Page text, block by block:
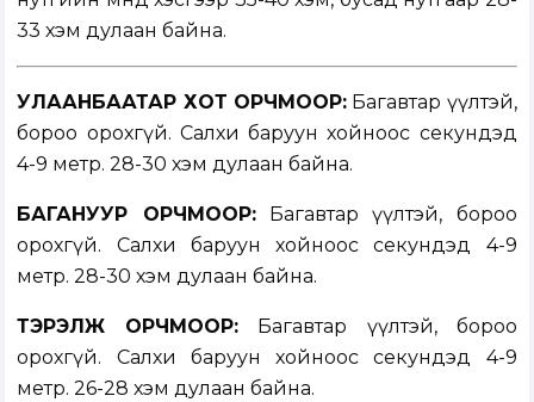
33 хэм дулаан байна.
УЛААНБААТАР ХОТ ОРЧМООР:Багавтар үүлтэй,
бороо орохгүй. Салхи баруун хойноос секундэд
4-9 метр. 28-30 хэм дулаан байна.
БАГАНУУР ОРЧМООР:Багавтар үүлтэй, бороо
орохгүй. Салхи баруун хойноос секундэд 4-9
метр. 28-30 хэм дулаан байна.
ТЭРЭЛЖ ОРЧМООР: Багавтар үүлтэй, бороо
орохгүй. Салхи баруун хойноос секундэд 4-9
метр. 26-28 хэм дулаан байна.